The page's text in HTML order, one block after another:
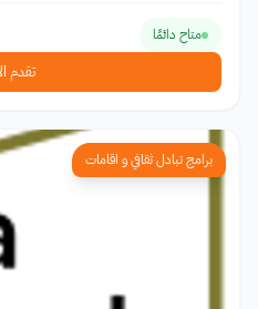
متاح دائمًا
تقدم
برامج تبادل ثقافي و اقامات